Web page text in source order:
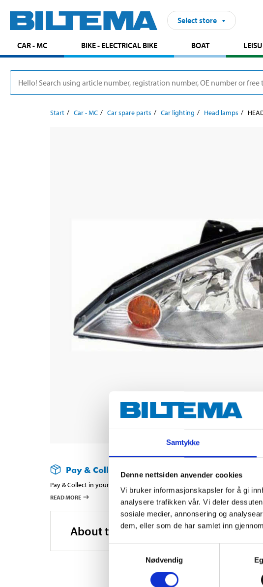
Samtykke
Denne nettsiden anvender cookies
Vi bruker informasjonskapsler for å gi
analysere trafikken vår. Vi deler
sosiale medier, annonsering og
dem, eller som de har samlet inn
Nødvendig
Select store
CAR - MC BIKE - ELECTRICAL BIKE BOAT
Start Car - MC Car spare parts Car lighting Head lamps
Pay & Collect
Pay & Collect in your local store within 2 hours!
READ MORE
About the manufacturer